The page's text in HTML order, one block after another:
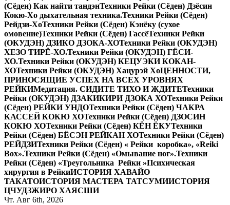
(Сёден) Как найти тандэнТехники Рейки (Сёден) Дзёсин
Кокю-Хо дыхательная техника.Техники Рейки (Сёден)
Рейдзи-ХоТехники Рейки (Сёден) Кэнёку (сухое
омовение)Техники Рейки (Сёден) ГассёТехники Рейки
(ОКУДЭН) ДЗИКО ДЗОКА-ХОТехники Рейки (ОКУДЭН)
ХЕЗО ТИРЁ-ХО.Техники Рейки (ОКУДЭН) ГЁСИ-
ХО.Техники Рейки (ОКУДЭН) КЕЦУЭКИ КОКАН-
ХОТехники Рейки (ОКУДЭН) Хацурэй ХоЦЕННОСТИ,
ПРИНОСЯЩИЕ УСПЕХ НА ВСЕХ УРОВНЯХ
РЕЙКИМедитация. СИДИТЕ ТИХО И ЖДИТЕТехники
Рейки (ОКУДЭН) ДЗАКИКИРИ ДЗОКА ХОТехники Рейки
(Сёден) РЕЙКИ УНДОТехники Рейки (Сёден) ЧАКРА
КАССЕЙ КОКЮ ХОТехники Рейки (Сёден) ДЗОСИН
КОКЮ ХОТехники Рейки (Сёден) КЁН ЁКУТехники
Рейки (Сёден) БЁСЭН РЕЙКАН ХОТехники Рейки (Сёден)
РЕЙДЗИТехники Рейки (Сёден) « Рейки коробка», «Reiki
Вox».Техники Рейки (Сёден) «Омывание ног».Техники
Рейки (Сёден) «Треугольника Рейки »Психическая
хирургия в РейкиИСТОРИЯ ХАВАЙО
ТАКАТОИСТОРИЯ МАСТЕРА ТАТСУМИИСТОРИЯ
ЦЧУДЗЖИРО ХАЯСШИ
Чт. Авг 6th, 2026